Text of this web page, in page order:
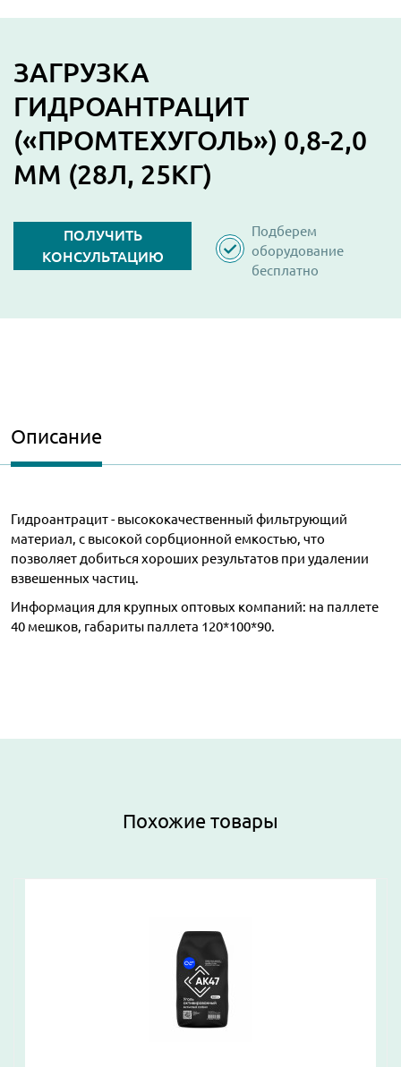
ЗАГРУЗКА
ГИДРОАНТРАЦИТ
(«ПРОМТЕХУГОЛЬ») 0,8-2,0
ММ (28Л, 25КГ)
ПОЛУЧИТЬ
КОНСУЛЬТАЦИЮ
Подберем
оборудование
бесплатно
Описание
Гидроантрацит - высококачественный фильтрующий
материал, с высокой сорбционной емкостью, что
позволяет добиться хороших результатов при удалении
взвешенных частиц.
Информация для крупных оптовых компаний: на паллете
40 мешков, габариты паллета 120*100*90.
Похожие товары